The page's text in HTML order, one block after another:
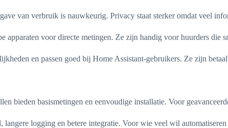
van verbruik is nauwkeurig. Privacy staat sterker omdat veel
apparaten voor directe metingen. Ze zijn handig voor huurders die
en passen goed bij Home Assistant-gebruikers. Ze zijn
bieden basismetingen en eenvoudige installatie. Voor
logging en betere integratie. Voor wie veel wil automatiseren